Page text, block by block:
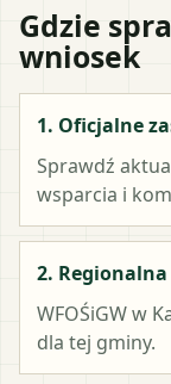
Gdzie
wniosek
1. Oficjalne
Sprawdź
wsparcia i
2. Regionalna
WFOŚiGW w
dla tej gminy.